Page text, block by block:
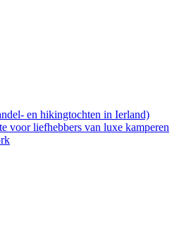
en hikingtochten in Ierland)
voor liefhebbers van luxe kamperen